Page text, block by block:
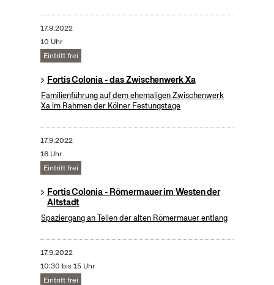
17.9.2022
10 Uhr
Eintritt frei
Fortis Colonia - das Zwischenwerk Xa
Familienführung auf dem ehemaligen Zwischenwerk
Xa im Rahmen der Kölner Festungstage
17.9.2022
16 Uhr
Eintritt frei
Fortis Colonia - Römermauer im Westen der
Altstadt
Spaziergang an Teilen der alten Römermauer entlang
17.9.2022
10:30 bis 15 Uhr
Eintritt frei